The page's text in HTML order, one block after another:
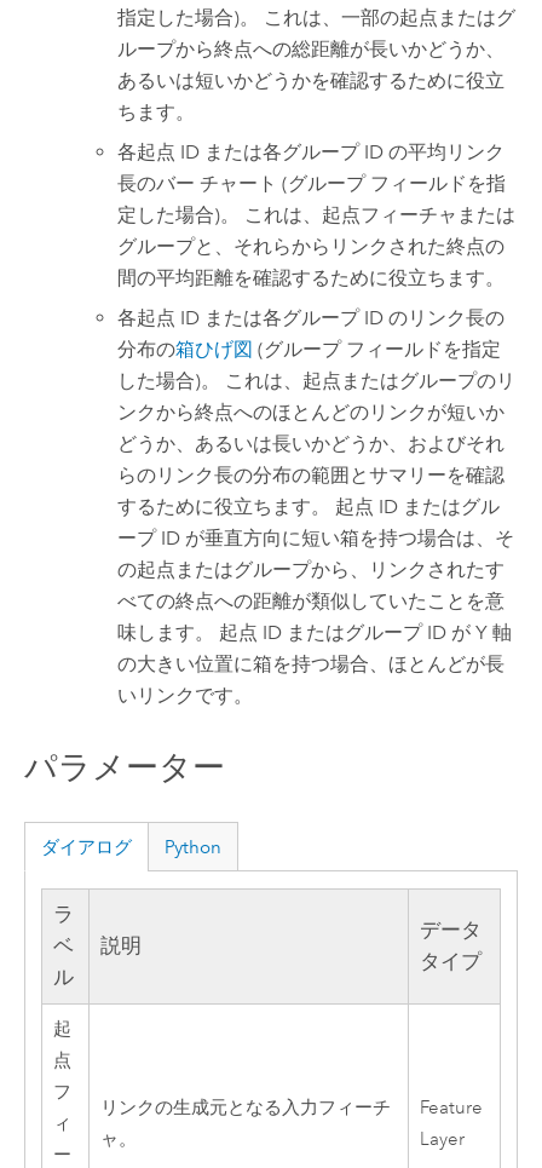
指定した場合)。 これは、一部の起点またはグ
ループから終点への総距離が長いかどうか、
あるいは短いかどうかを確認するために役立
ちます。
各起点 ID または各グループ ID の平均リンク
長のバー チャート (グループ フィールドを指
定した場合)。 これは、起点フィーチャまたは
グループと、それらからリンクされた終点の
間の平均距離を確認するために役立ちます。
各起点 ID または各グループ ID のリンク長の
分布の箱ひげ図 (グループ フィールドを指定
した場合)。 これは、起点またはグループのリ
ンクから終点へのほとんどのリンクが短いか
どうか、あるいは長いかどうか、およびそれ
らのリンク長の分布の範囲とサマリーを確認
するために役立ちます。 起点 ID またはグル
ープ ID が垂直方向に短い箱を持つ場合は、そ
の起点またはグループから、リンクされたす
べての終点への距離が類似していたことを意
味します。 起点 ID またはグループ ID が Y 軸
の大きい位置に箱を持つ場合、ほとんどが長
いリンクです。
パラメーター
ダイアログ Python
ラ
ベ
ル
説明
データ
タイプ
起
点
フ
ィ
ー
リンクの生成元となる入力フィーチ
ャ。
Feature
Layer